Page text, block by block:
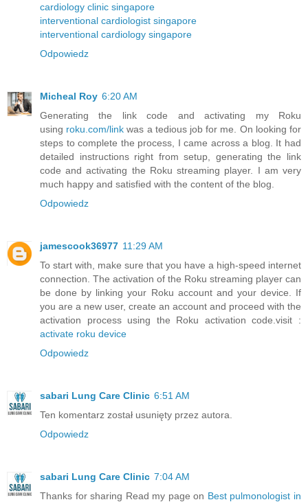
cardiology clinic singapore
interventional cardiologist singapore
interventional cardiology singapore
Odpowiedz
Micheal Roy 6:20 AM
Generating the link code and activating my Roku
using roku.com/link was a tedious job for me. On looking for
steps to complete the process, I came across a blog. It had
detailed instructions right from setup, generating the link
code and activating the Roku streaming player. I am very
much happy and satisfied with the content of the blog.
Odpowiedz
jamescook36977 11:29 AM
To start with, make sure that you have a high-speed internet
connection. The activation of the Roku streaming player can
be done by linking your Roku account and your device. If
you are a new user, create an account and proceed with the
activation process using the Roku activation code.visit :
activate roku device
Odpowiedz
sabari Lung Care Clinic 6:51 AM
Ten komentarz został usunięty przez autora.
Odpowiedz
sabari Lung Care Clinic 7:04 AM
Thanks for sharing Read my page on Best pulmonologist in